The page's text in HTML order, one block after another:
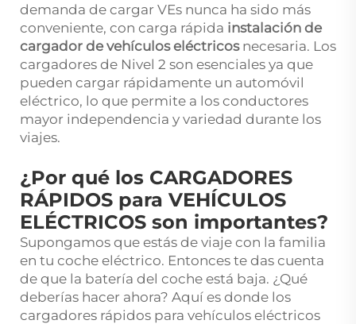
demanda de cargar VEs nunca ha sido más
conveniente, con carga rápida instalación de
cargador de vehículos eléctricos necesaria. Los
cargadores de Nivel 2 son esenciales ya que
pueden cargar rápidamente un automóvil
eléctrico, lo que permite a los conductores
mayor independencia y variedad durante los
viajes.
¿Por qué los CARGADORES
RÁPIDOS para VEHÍCULOS
ELÉCTRICOS son importantes?
Supongamos que estás de viaje con la familia
en tu coche eléctrico. Entonces te das cuenta
de que la batería del coche está baja. ¿Qué
deberías hacer ahora? Aquí es donde los
cargadores rápidos para vehículos eléctricos